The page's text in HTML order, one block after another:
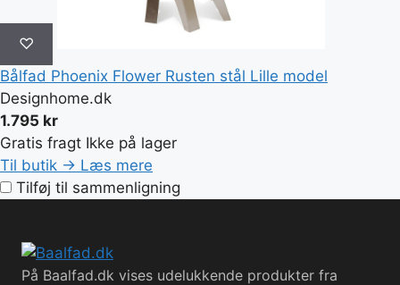
♡
Bålfad Phoenix Flower Rusten stål Lille model
Designhome.dk
1.795 kr
Gratis fragt Ikke på lager
Til butik → Læs mere
Tilføj til sammenligning
På Baalfad.dk vises udelukkende produkter fra